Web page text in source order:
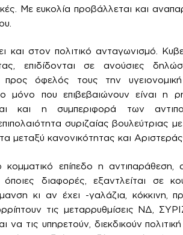
Με ευκολία προβάλλεται και
και στον πολιτικό ανταγωνισμό.
επιδίδονται σε ανούσιες
προς όφελός τους την
μόνο που επιβεβαιώνουν είναι
και η συμπεριφορά των
συριζαίας
μεταξύ κανονικότητας και Αριστεράς.
επίπεδο η
όποιες διαφορές, εξαντλείται σε
κι αν έχει -γαλάζια, κόκκινη,
τις μεταρρυθμίσεις ΝΔ,
να τις υπηρετούν, διεκδικούν